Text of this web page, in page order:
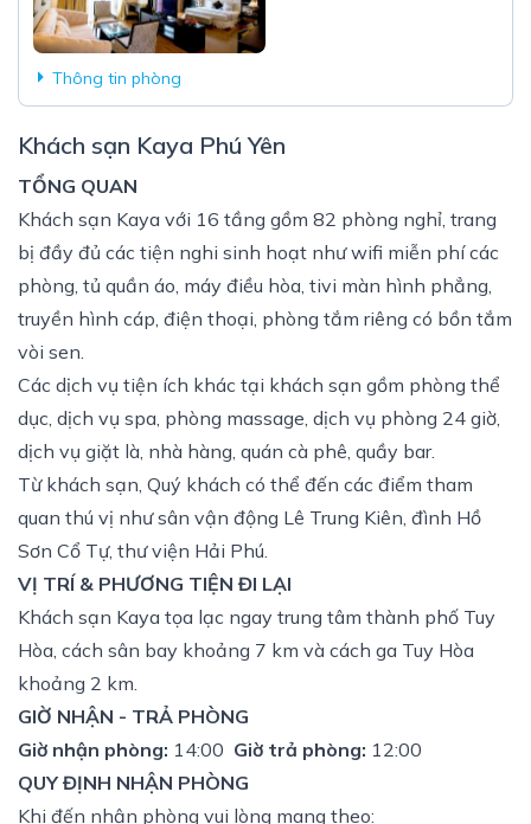
Thông tin phòng
Khách sạn Kaya Phú Yên
TỔNG QUAN
Khách sạn Kaya với 16 tầng gồm 82 phòng nghỉ, trang
bị đầy đủ các tiện nghi sinh hoạt như wifi miễn phí các
phòng, tủ quần áo, máy điều hòa, tivi màn hình phẳng,
truyền hình cáp, điện thoại, phòng tắm riêng có bồn tắm
vòi sen.
Các dịch vụ tiện ích khác tại khách sạn gồm phòng thể
dục, dịch vụ spa, phòng massage, dịch vụ phòng 24 giờ,
dịch vụ giặt là, nhà hàng, quán cà phê, quầy bar.
Từ khách sạn, Quý khách có thể đến các điểm tham
quan thú vị như sân vận động Lê Trung Kiên, đình Hồ
Sơn Cổ Tự, thư viện Hải Phú.
VỊ TRÍ & PHƯƠNG TIỆN ĐI LẠI
Khách sạn Kaya tọa lạc ngay trung tâm thành phố Tuy
Hòa, cách sân bay khoảng 7 km và cách ga Tuy Hòa
khoảng 2 km.
GIỜ NHẬN - TRẢ PHÒNG
Giờ nhận phòng: 14:00 Giờ trả phòng: 12:00
QUY ĐỊNH NHẬN PHÒNG
Khi đến nhận phòng vui lòng mang theo: